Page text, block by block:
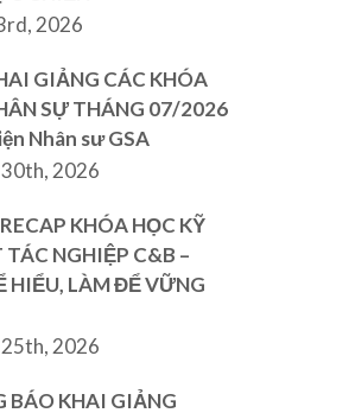
2026
GIẢNG CÁC KHÓA
SỰ THÁNG 07/2026
Nhân sư GSA
30th, 2026
KHÓA HỌC KỸ
NGHIỆP C&B –
HIỂU, LÀM ĐỂ VỮNG
25th, 2026
BÁO KHAI GIẢNG